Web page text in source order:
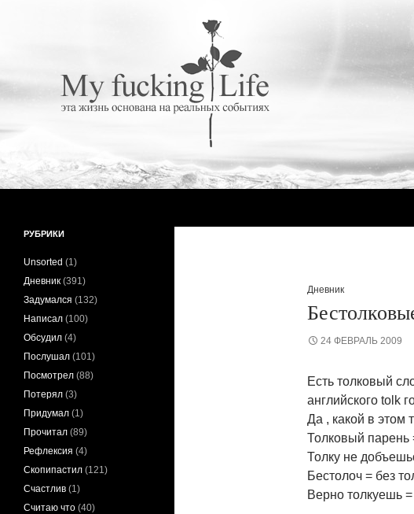
Дневник
24 ФЕВРАЛЬ 2009
Есть толковый
английского tolk
Да , какой в этом
Толковый парень
Толку не
Бестолоч = без
Верно толкуешь
Эта жизнь основана на реальных
РУБРИКИ
Unsorted (1)
Дневник (391)
Задумался (132)
Написал (100)
Обсудил (4)
Послушал (101)
Посмотрел (88)
Потерял (3)
Придумал (1)
Прочитал (89)
Рефлексия (4)
Скопипастил (121)
Счастлив (1)
Считаю что (40)